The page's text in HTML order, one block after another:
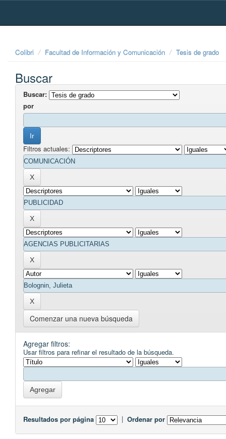
Skip
Colibri Facultad de Información y Comunicación Tesis de grado
Buscar
Buscar:
por
Filtros actuales:
Comenzar una nueva búsqueda
Agregar filtros:
Usar filtros para refinar el resultado de la búsqueda.
Resultados por página | Ordenar por